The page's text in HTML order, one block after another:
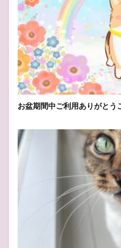
お盆期間中ご利用ありがとう